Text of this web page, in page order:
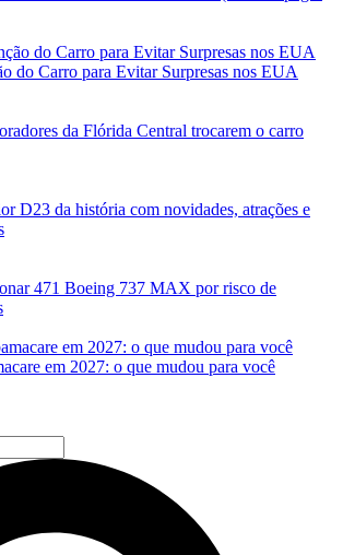
do Carro para Evitar Surpresas nos EUA
da Flórida Central trocarem o carro
D23 da história com novidades, atrações e
471 Boeing 737 MAX por risco de
em 2027: o que mudou para você